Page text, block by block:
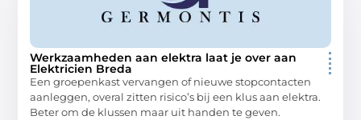
Werkzaamheden aan elektra laat je over aan
Elektricien Breda
Een groepenkast vervangen of nieuwe stopcontacten
aanleggen, overal zitten risico’s bij een klus aan elektra.
Beter om de klussen maar uit handen te geven.